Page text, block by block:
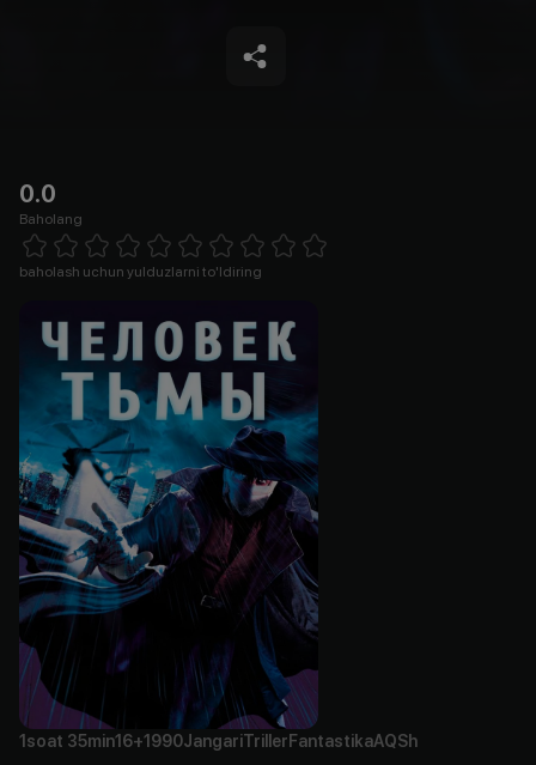
0.0
Baholang
1 Star 2 Stars 3 Stars 4 Stars5 Stars 6 Stars7 Stars8 Stars
baholash uchun yulduzlarni to'ldiring
1soat 35min16+1990JangariTriller FantastikaAQSh